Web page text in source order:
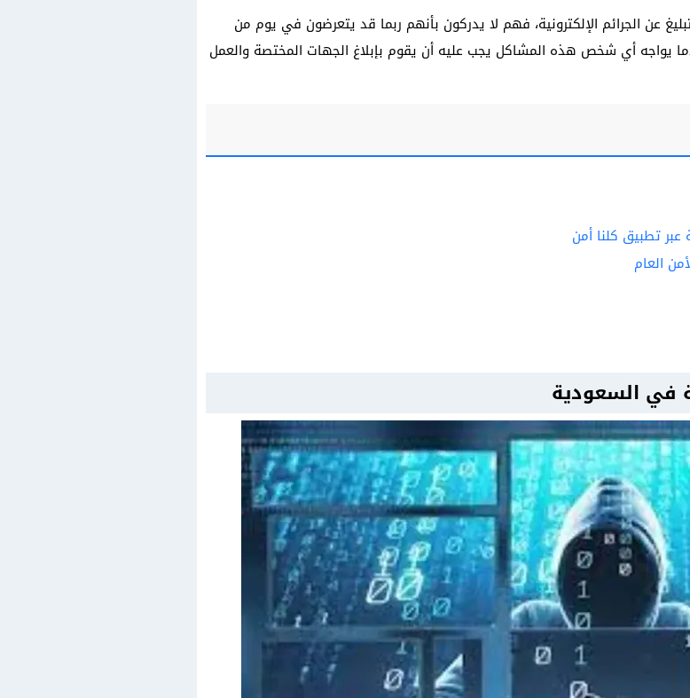
عن الجرائم الإلكترونية، فهم لا يدركون بأنهم ربما قد يتعرضون في يوم من
عندما يواجه أي شخص هذه المشاكل يجب عليه أن يقوم بإبلاغ الجهات المختصة والعمل
عبر تطبيق كلنا أمن
العام
في السعودية